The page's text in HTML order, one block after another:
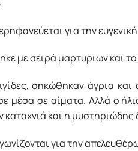
για την
με σειρά μαρτυρίων και
σηκώθηκαν άγρια
μέσα σε αίματα. Αλλά ο
και η μυστηριώδης
για την